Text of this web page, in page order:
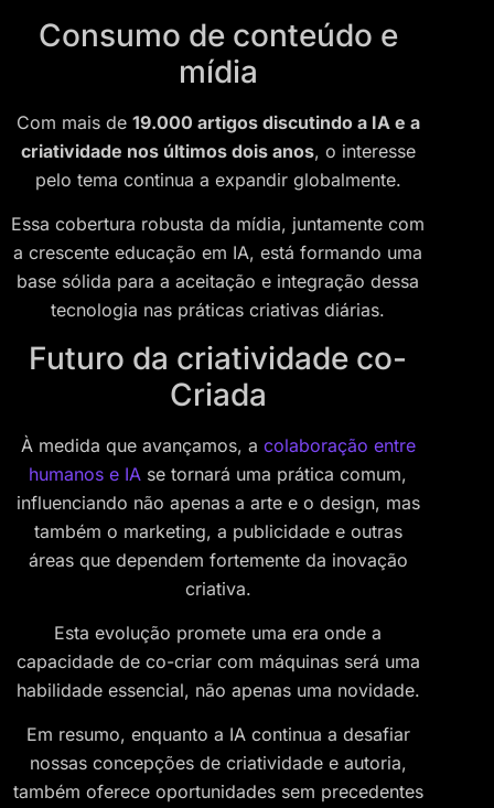
Consumo de conteúdo e
mídia
Com mais de 19.000 artigos discutindo a IA e a
criatividade nos últimos dois anos, o interesse
pelo tema continua a expandir globalmente.
Essa cobertura robusta da mídia, juntamente com
a crescente educação em IA, está formando uma
base sólida para a aceitação e integração dessa
tecnologia nas práticas criativas diárias.
Futuro da criatividade co-
Criada
À medida que avançamos, a colaboração entre
humanos e IA se tornará uma prática comum,
influenciando não apenas a arte e o design, mas
também o marketing, a publicidade e outras
áreas que dependem fortemente da inovação
criativa.
Esta evolução promete uma era onde a
capacidade de co-criar com máquinas será uma
habilidade essencial, não apenas uma novidade.
Em resumo, enquanto a IA continua a desafiar
nossas concepções de criatividade e autoria,
também oferece oportunidades sem precedentes